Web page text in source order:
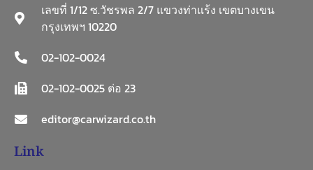
เลขที่ 1/12 ซ.วัชรพล 2/7 แขวงท่าแร้ง เขตบางเขน
กรุงเทพฯ 10220
02-102-0024
02-102-0025 ต่อ 23
editor@carwizard.co.th
Link